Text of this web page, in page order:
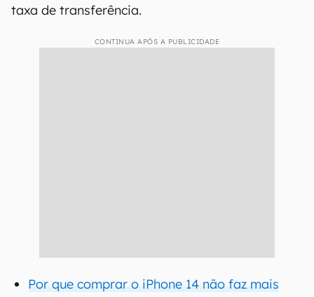
taxa de transferência.
CONTINUA APÓS A PUBLICIDADE
Por que comprar o iPhone 14 não faz mais